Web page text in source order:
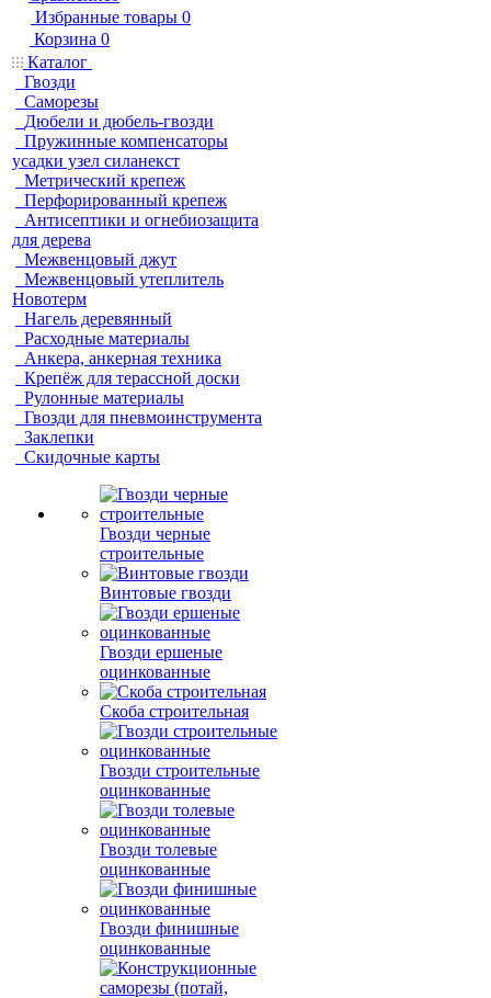
Избранные товары 0
Корзина 0
Каталог
Гвозди
Саморезы
Дюбели и дюбель-гвозди
Пружинные компенсаторы
усадки узел силанекст
Метрический крепеж
Перфорированный крепеж
Антисептики и огнебиозащита
для дерева
Межвенцовый джут
Межвенцовый утеплитель
Новотерм
Нагель деревянный
Расходные материалы
Анкера, анкерная техника
Крепёж для терассной доски
Рулонные материалы
Гвозди для пневмоинструмента
Заклепки
Скидочные карты
Гвозди черные
строительные
Винтовые гвозди
Гвозди ершеные
оцинкованные
Скоба строительная
Гвозди строительные
оцинкованные
Гвозди толевые
оцинкованные
Гвозди финишные
оцинкованные